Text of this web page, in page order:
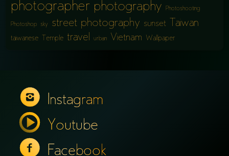
photographer photography Photoshooting
Photoshop sky street photography sunset Taiwan
taiwanese Temple travel urban Vietnam Wallpaper
Instagram
Youtube
Facebook